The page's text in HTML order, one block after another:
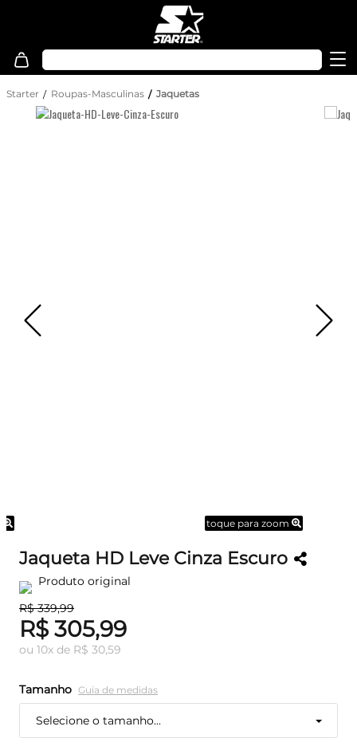
Starter Roupas-Masculinas Jaquetas
toque para zoom
Jaqueta HD Leve Cinza Escuro
Produto original
R$ 339,99
R$ 305,99
ou 10x de R$ 30,59
Tamanho Guia de medidas
Selecione o tamanho...